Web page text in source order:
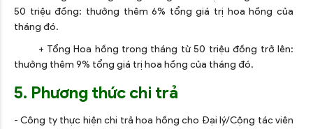
50 triệu đồng: thưởng thêm 6% tổng giá trị hoa hồng của
tháng đó.
+ Tổng Hoa hồng trong tháng từ 50 triệu đồng trở lên:
thưởng thêm 9% tổng giá trị hoa hồng của tháng đó.
5. Phương thức chi trả
- Công ty thực hiện chi trả hoa hồng cho Đại lý/Cộng tác viên